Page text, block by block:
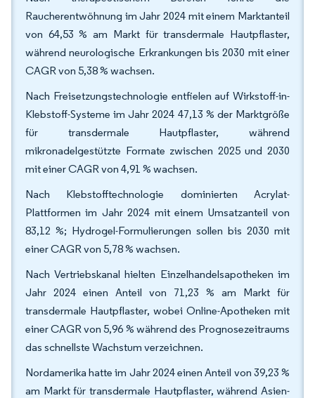
Raucherentwöhnung im Jahr 2024 mit einem Marktanteil
von 64,53 % am Markt für transdermale Hautpflaster,
während neurologische Erkrankungen bis 2030 mit einer
CAGR von 5,38 % wachsen.
Nach Freisetzungstechnologie entfielen auf Wirkstoff-in-
Klebstoff-Systeme im Jahr 2024 47,13 % der Marktgröße
für transdermale Hautpflaster, während
mikronadelgestützte Formate zwischen 2025 und 2030
mit einer CAGR von 4,91 % wachsen.
Nach Klebstofftechnologie dominierten Acrylat-
Plattformen im Jahr 2024 mit einem Umsatzanteil von
83,12 %; Hydrogel-Formulierungen sollen bis 2030 mit
einer CAGR von 5,78 % wachsen.
Nach Vertriebskanal hielten Einzelhandelsapotheken im
Jahr 2024 einen Anteil von 71,23 % am Markt für
transdermale Hautpflaster, wobei Online-Apotheken mit
einer CAGR von 5,96 % während des Prognosezeitraums
das schnellste Wachstum verzeichnen.
Nordamerika hatte im Jahr 2024 einen Anteil von 39,23 %
am Markt für transdermale Hautpflaster, während Asien-